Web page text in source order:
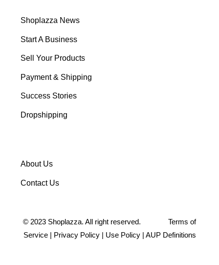
Shoplazza News
Start A Business
Sell Your Products
Payment & Shipping
Success Stories
Dropshipping
About Us
Contact Us
© 2023 Shoplazza. All right reserved. Terms of
Service| Privacy Policy| Use Policy| AUP Definitions